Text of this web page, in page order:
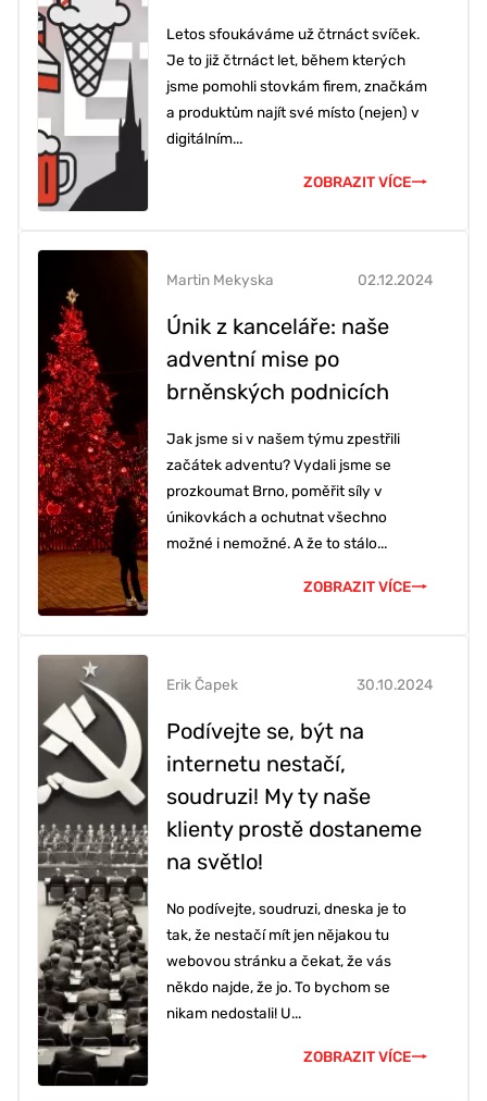
Letos sfoukáváme už čtrnáct svíček.
Je to již čtrnáct let, během kterých
jsme pomohli stovkám firem, značkám
a produktům najít své místo (nejen) v
digitálním...
ZOBRAZIT VÍCE
Únik z kanceláře: naše
adventní mise po
brněnských podnicích
02.12.2024
Martin Mekyska
Jak jsme si v našem týmu zpestřili
začátek adventu? Vydali jsme se
prozkoumat Brno, poměřit síly v
únikovkách a ochutnat všechno
možné i nemožné. A že to stálo...
ZOBRAZIT VÍCE
Podívejte se, být na
internetu nestačí,
soudruzi! My ty naše
klienty prostě dostaneme
na světlo!
30.10.2024
Erik Čapek
No podívejte, soudruzi, dneska je to
tak, že nestačí mít jen nějakou tu
webovou stránku a čekat, že vás
někdo najde, že jo. To bychom se
nikam nedostali! U...
ZOBRAZIT VÍCE